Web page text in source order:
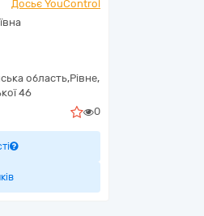
Досьє YouControl
область,Рівне,
46
0